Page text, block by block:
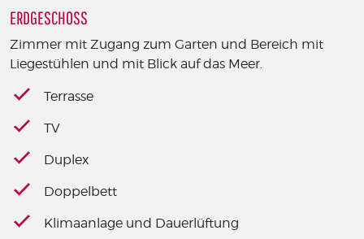
ERDGESCHOSS
Zimmer mit Zugang zum Garten und Bereich mit
Liegestühlen und mit Blick auf das Meer.
Terrasse
TV
Duplex
Doppelbett
Klimaanlage und Dauerlüftung